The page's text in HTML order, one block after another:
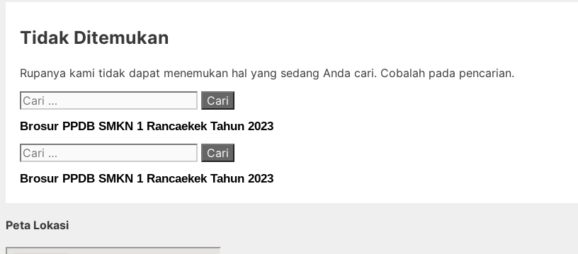
Tidak Ditemukan
Rupanya kami tidak dapat menemukan hal yang sedang Anda cari. Cobalah pada pencarian.
Cari
untuk:
Brosur PPDB SMKN 1 Rancaekek Tahun 2023
Cari
untuk:
Brosur PPDB SMKN 1 Rancaekek Tahun 2023
Peta Lokasi